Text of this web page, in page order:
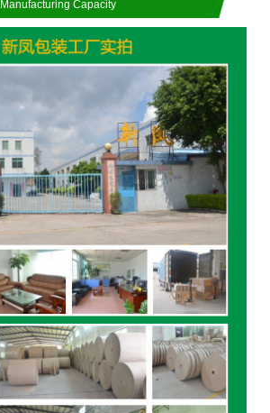
| Manufacturing Capacity